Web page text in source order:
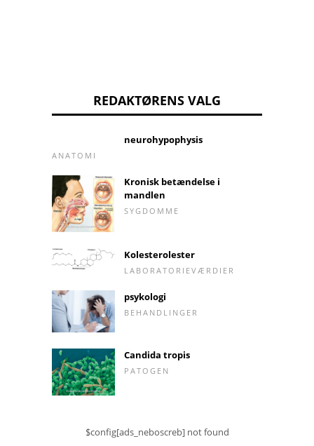
REDAKTØRENS VALG
neurohypophysis
ANATOMI
Kronisk betændelse i
mandlen
SYGDOMME
Kolesterolester
LABORATORIEVÆRDIER
psykologi
BEHANDLINGER
Candida tropis
PATOGEN
$config[ads_neboscreb] not found